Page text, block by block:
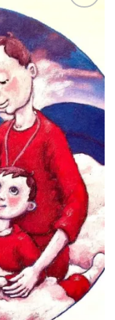
som
favorit